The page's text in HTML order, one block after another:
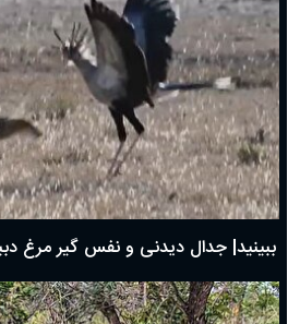
دعای روز پنجم ماه رمضان؛ ۴ اسفند ۱۴۰۴
دعای روز چهارم ماه مبارک رمضان؛ ۳ اسفند ۱۴۰۴
دعای روز سوم ماه مبارک رمضان؛ ۱۴ اسفند ۱۴۰۴
دعای روز دوم ماه مبارک رمضان ۱ اسفند ماه ۱۴۰۴
دعای روز اول ماه مبارک رمضان، ۳۰ بهمن ۱۴۰۴
حضرت زینب(س) چگونه از دنیا رفت؟
بهترین پیامک تبریک روز پدر ۱۴۰۴؛ جملات زیبا و صمیمانه
ببینید| جدال دیدنی و نفس گیر مرغ